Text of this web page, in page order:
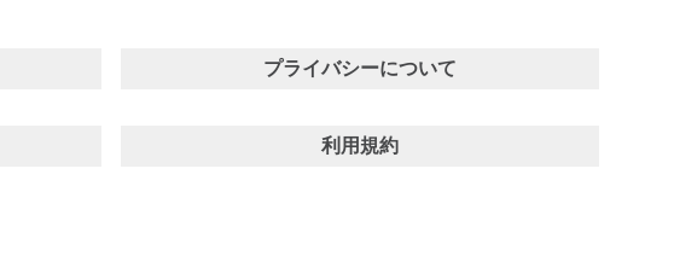
プライバシーについて
利用規約